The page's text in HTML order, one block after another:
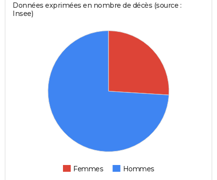
Données exprimées en nombre de décès (source :
Insee)
Femmes Hommes